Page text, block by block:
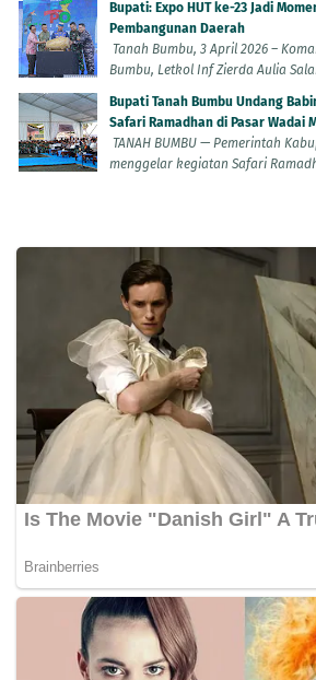
Bupati: Expo HUT ke-23 Jadi
Pembangunan Daerah
Tanah Bumbu, 3 April 2026 –
Bumbu, Letkol Inf Zierda Aulia
Bupati Tanah Bumbu Undang
Safari Ramadhan di Pasar Wadai
TANAH BUMBU — Pemerintah
menggelar kegiatan Safari